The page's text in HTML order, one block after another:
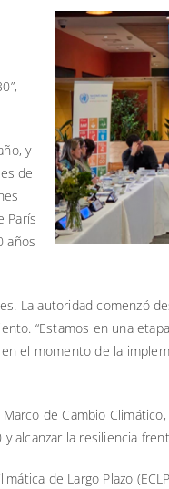
y
del
París
años
La autoridad comenzó
“Estamos en una
el momento de la
de Cambio
alcanzar la resiliencia
de Largo Plazo